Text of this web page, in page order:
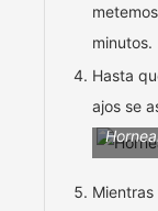
minutos.
Hasta
ajos se